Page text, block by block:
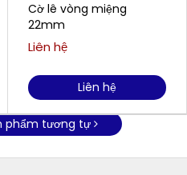
Cờ lê vòng miệng
22mm
Liên hệ
Liên hệ
phẩm tương tự